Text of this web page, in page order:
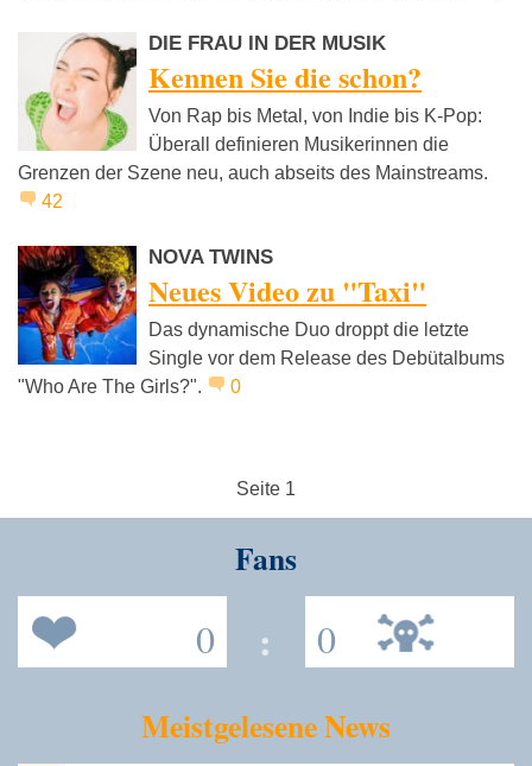
DIE FRAU IN DER MUSIK
Kennen Sie die schon?
Von Rap bis Metal, von Indie bis K-Pop:
Überall definieren Musikerinnen die
Grenzen der Szene neu, auch abseits des Mainstreams.
42
NOVA TWINS
Neues Video zu "Taxi"
Das dynamische Duo droppt die letzte
Single vor dem Release des Debütalbums
"Who Are The Girls?".
0
Seite 1
Fans
0 : 0
Meistgelesene News